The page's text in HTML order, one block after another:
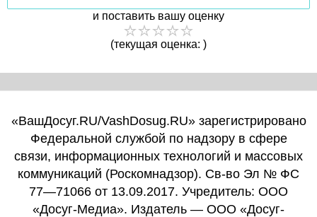
и поставить вашу оценку
(текущая оценка: )
«ВашДосуг.RU/VashDosug.RU» зарегистрировано
Федеральной службой по надзору в сфере
связи, информационных технологий и массовых
коммуникаций (Роскомнадзор). Св-во Эл № ФС
77—71066 от 13.09.2017. Учредитель: ООО
«Досуг-Медиа». Издатель — ООО «Досуг-